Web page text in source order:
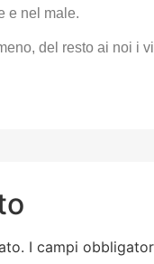
e nel male.
del resto ai noi i
I campi